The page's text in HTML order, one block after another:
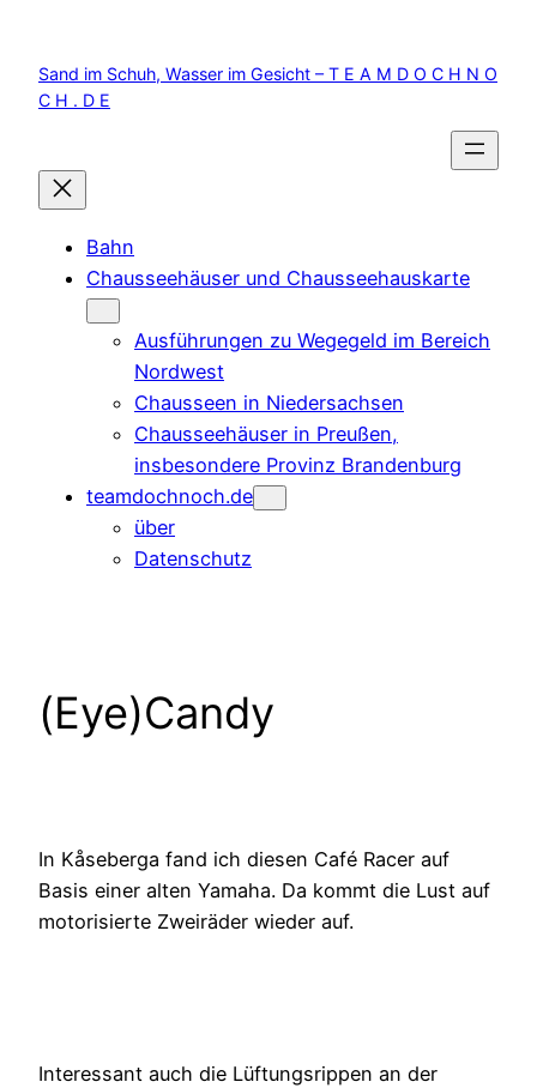
springen
Sand im Schuh, Wasser im Gesicht – T E A M D O C H N O
C H . D E
Bahn
Chausseehäuser und Chausseehauskarte
Ausführungen zu Wegegeld im Bereich
Nordwest
Chausseen in Niedersachsen
Chausseehäuser in Preußen,
insbesondere Provinz Brandenburg
teamdochnoch.de
über
Datenschutz
(Eye)Candy
In Kåseberga fand ich diesen Café Racer auf
Basis einer alten Yamaha. Da kommt die Lust auf
motorisierte Zweiräder wieder auf.
Interessant auch die Lüftungsrippen an der